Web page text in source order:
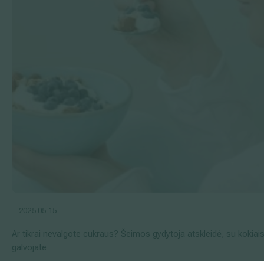
2025 05 15
Ar tikrai nevalgote cukraus? Šeimos gydytoja atskleidė, su
galvojate